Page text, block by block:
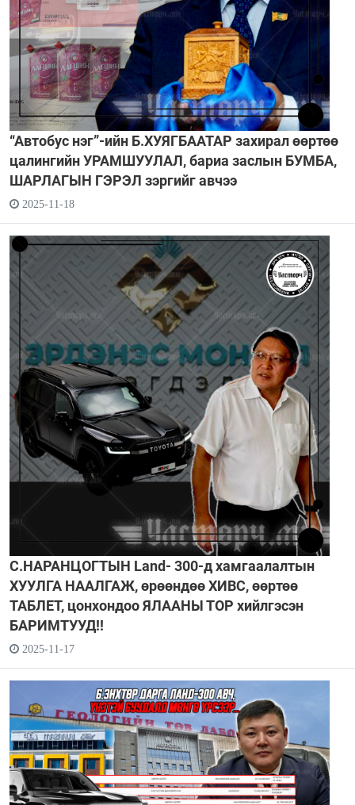
“Автобус нэг”-ийн Б.ХУЯГБААТАР захирал өөртөө
цалингийн УРАМШУУЛАЛ, бариа заслын БУМБА,
ШАРЛАГЫН ГЭРЭЛ зэргийг авчээ
2025-11-18
С.НАРАНЦОГТЫН Land- 300-д хамгаалалтын
ХУУЛГА НААЛГАЖ, өрөөндөө ХИВС, өөртөө
ТАБЛЕТ, цонхондоо ЯЛААНЫ ТОР хийлгэсэн
БАРИМТУУД!!
2025-11-17